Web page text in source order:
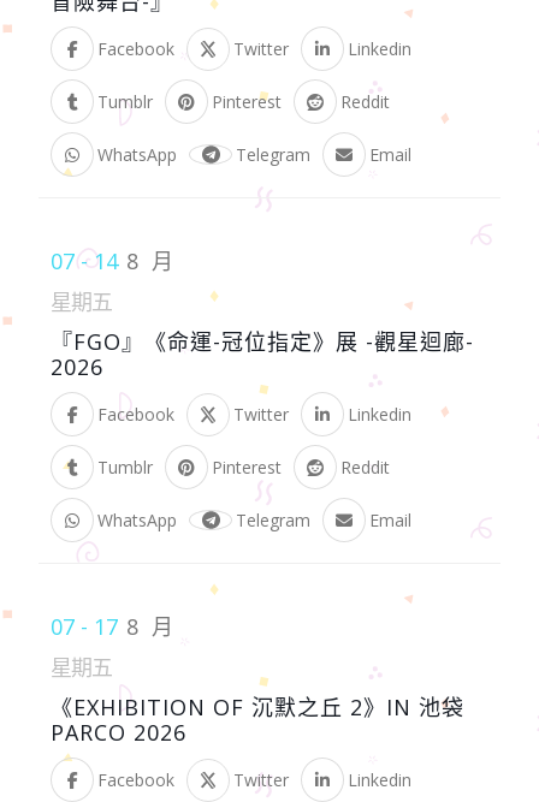
Facebook Twitter Linkedin
Tumblr Pinterest Reddit
WhatsApp Telegram Email
07 - 14 8 月
星期五
『FGO』《命運-冠位指定》展 -觀星迴廊-
2026
Facebook Twitter Linkedin
Tumblr Pinterest Reddit
WhatsApp Telegram Email
07 - 17 8 月
星期五
《EXHIBITION OF 沉默之丘 2》IN 池袋
PARCO 2026
Facebook Twitter Linkedin